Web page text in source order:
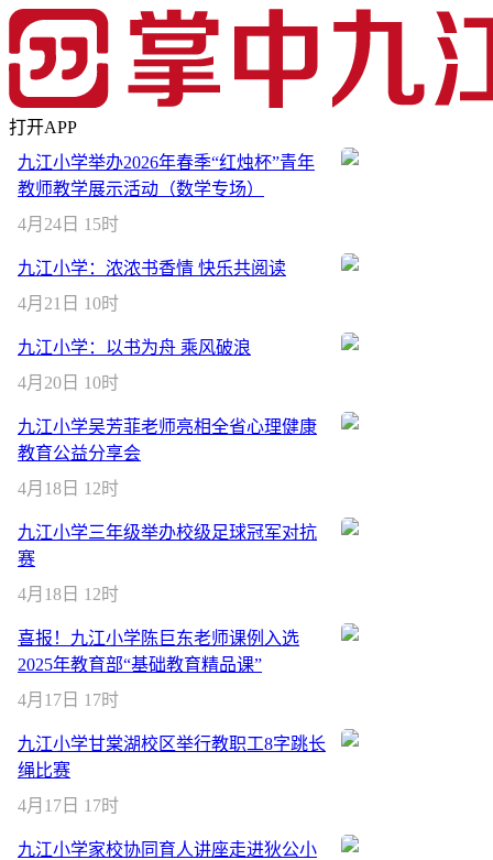
打开APP
九江小学举办2026年春季“红烛杯”青年
教师教学展示活动（数学专场）
4月24日 15时
九江小学：浓浓书香情 快乐共阅读
4月21日 10时
九江小学：以书为舟 乘风破浪
4月20日 10时
九江小学吴芳菲老师亮相全省心理健康
教育公益分享会
4月18日 12时
九江小学三年级举办校级足球冠军对抗
赛
4月18日 12时
喜报！九江小学陈巨东老师课例入选
2025年教育部“基础教育精品课”
4月17日 17时
九江小学甘棠湖校区举行教职工8字跳长
绳比赛
4月17日 17时
九江小学家校协同育人讲座走进狄公小